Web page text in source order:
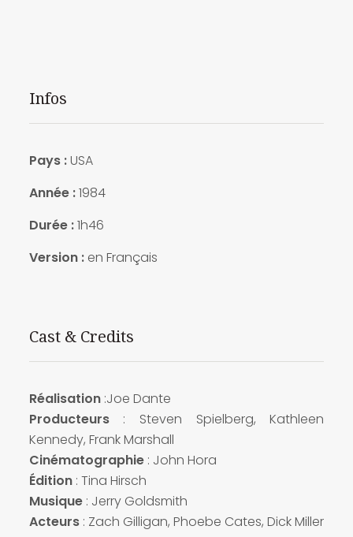
Infos
Pays :USA
Année :1984
Durée :1h46
Version :en Français
Cast & Credits
Réalisation:Joe Dante
Producteurs: Steven Spielberg, Kathleen
Kennedy, Frank Marshall
Cinématographie: John Hora
Édition: Tina Hirsch
Musique: Jerry Goldsmith
Acteurs: Zach Gilligan, Phoebe Cates, Dick Miller